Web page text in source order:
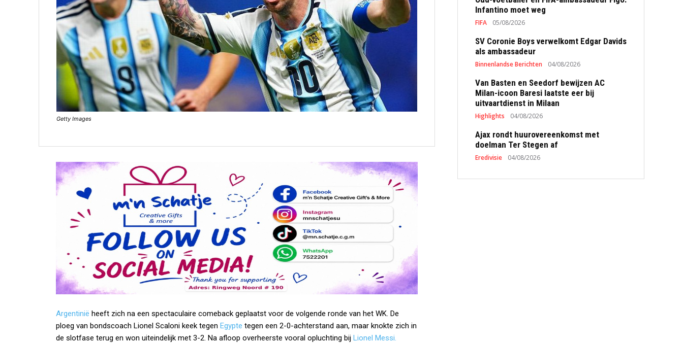
Getty Images
Argentinië heeft zich na een spectaculaire comeback geplaatst voor de volgende ronde van het WK. De
ploeg van bondscoach Lionel Scaloni keek tegen Egypte tegen een 2-0-achterstand aan, maar knokte zich in
de slotfase terug en won uiteindelijk met 3-2. Na afloop overheerste vooral opluchting bij Lionel Messi.
Infantino moet weg
FIFA 05/08/2026
SV Coronie Boys verwelkomt Edgar Davids
als ambassadeur
Binnenlandse Berichten 04/08/2026
Van Basten en Seedorf bewijzen AC
Milan-icoon Baresi laatste eer bij
uitvaartdienst in Milaan
Highlights 04/08/2026
Ajax rondt huurovereenkomst met
doelman Ter Stegen af
Eredivisie 04/08/2026